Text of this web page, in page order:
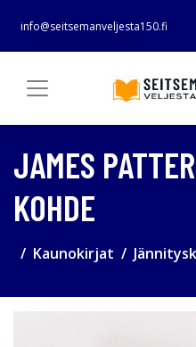
info@seitsemanveljesta150.fi
JAMES
KOHDE
Kaunokirjat